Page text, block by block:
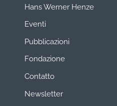
Hans Werner Henze
Eventi
Pubblicazioni
Fondazione
Contatto
Newsletter